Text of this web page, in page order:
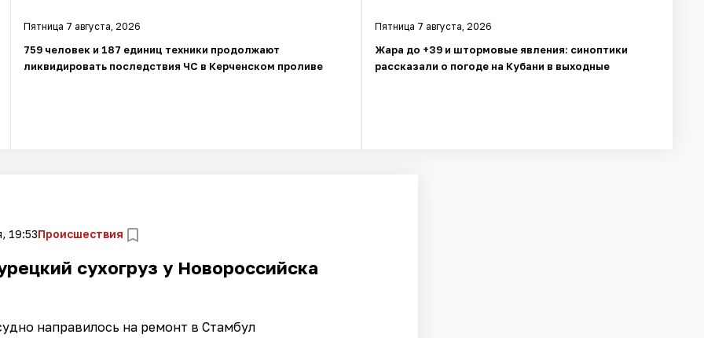
Пятница 7 августа, 2026
759 человек и 187 единиц техники продолжают
ликвидировать последствия ЧС в Керченском проливе
Пятница 7 августа, 2026
Жара до +39 и штормовые явления: синоптики
рассказали о погоде на Кубани в выходные
19:53Происшествия
сухогруз у Новороссийска
направилось на ремонт в Стамбул